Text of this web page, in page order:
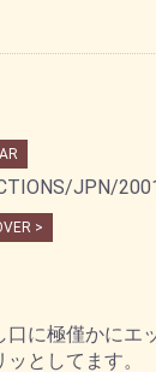
JPN/
>
口に極僅かにエ
としてます。